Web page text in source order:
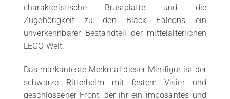
charakteristische Brustplatte und die
Zugehörigkeit zu den Black Falcons ein
unverkennbarer Bestandteil der mittelalterlichen
LEGO Welt.
Das markanteste Merkmal dieser Minifigur ist der
schwarze Ritterhelm mit festem Visier und
geschlossener Front, der ihr ein imposantes und